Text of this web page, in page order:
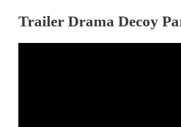
Trailer Drama Decoy